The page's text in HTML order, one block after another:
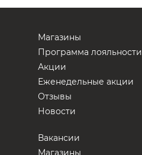
Магазины
Программа лояльности
Акции
Еженедельные акции
Отзывы
Новости
Вакансии
Магазины